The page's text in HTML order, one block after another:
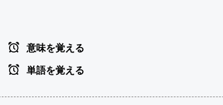
意味を覚える
単語を覚える